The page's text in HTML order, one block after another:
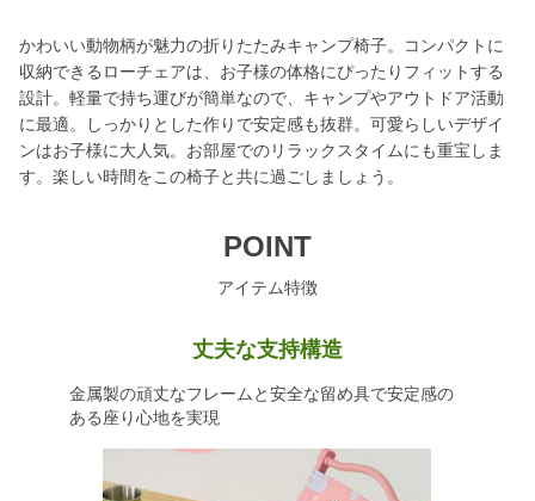
かわいい動物柄が魅力の折りたたみキャンプ椅子。コンパクトに
収納できるローチェアは、お子様の体格にぴったりフィットする
設計。軽量で持ち運びが簡単なので、キャンプやアウトドア活動
に最適。しっかりとした作りで安定感も抜群。可愛らしいデザイ
ンはお子様に大人気。お部屋でのリラックスタイムにも重宝しま
す。楽しい時間をこの椅子と共に過ごしましょう。
POINT
アイテム特徴
丈夫な支持構造
金属製の頑丈なフレームと安全な留め具で安定感の
ある座り心地を実現